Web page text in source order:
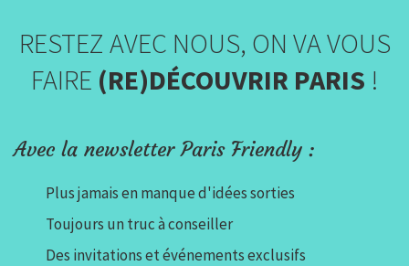
RESTEZ AVEC NOUS, ON VA VOUS
FAIRE (RE)DÉCOUVRIR PARIS !
Avec la newsletter Paris Friendly :
Plus jamais en manque d'idées sorties
Toujours un truc à conseiller
Des invitations et événements exclusifs